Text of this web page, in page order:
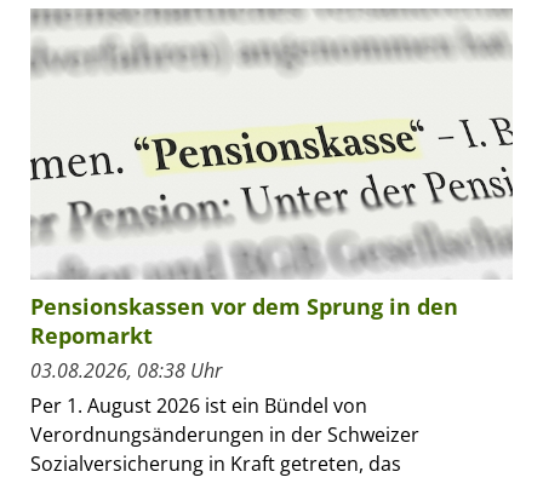
Pensionskassen vor dem Sprung in den
Repomarkt
03.08.2026, 08:38 Uhr
Per 1. August 2026 ist ein Bündel von
Verordnungsänderungen in der Schweizer
Sozialversicherung in Kraft getreten, das